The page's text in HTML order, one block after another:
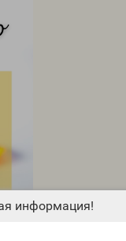
информация!